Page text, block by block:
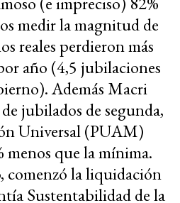
medir la magnitud de
reales perdieron más
año (4,5 jubilaciones
Además Macri
jubilados de segunda,
Universal (PUAM)
que la mínima.
comenzó la liquidación
Sustentabilidad de la